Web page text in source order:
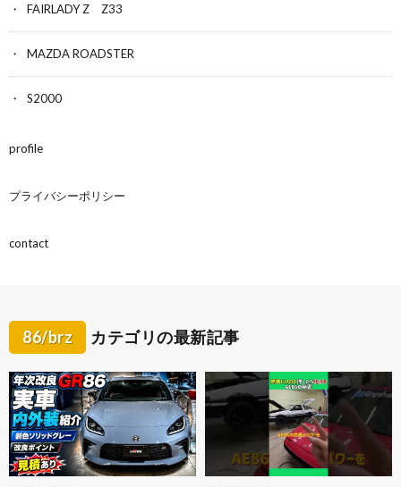
FAIRLADY Z Z33
MAZDA ROADSTER
S2000
profile
プライバシーポリシー
contact
86/brz カテゴリの最新記事